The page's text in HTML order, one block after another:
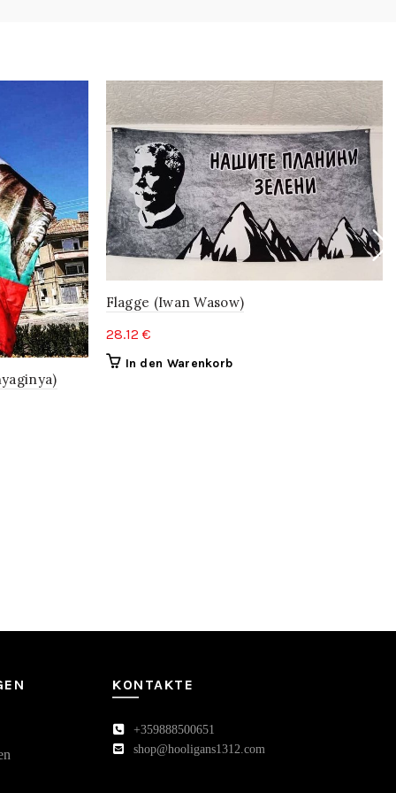
Flagge (Iwan Wasow)
28.12 €
In den Warenkorb
KONTAKTE
+359888500651
shop@hooligans1312.com